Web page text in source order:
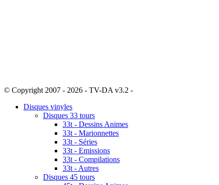
© Copyright 2007 - 2026 - TV-DA v3.2 -
Disques vinyles
Disques 33 tours
33t - Dessins Animes
33t - Marionnettes
33t - Séries
33t - Emissions
33t - Compilations
33t - Autres
Disques 45 tours